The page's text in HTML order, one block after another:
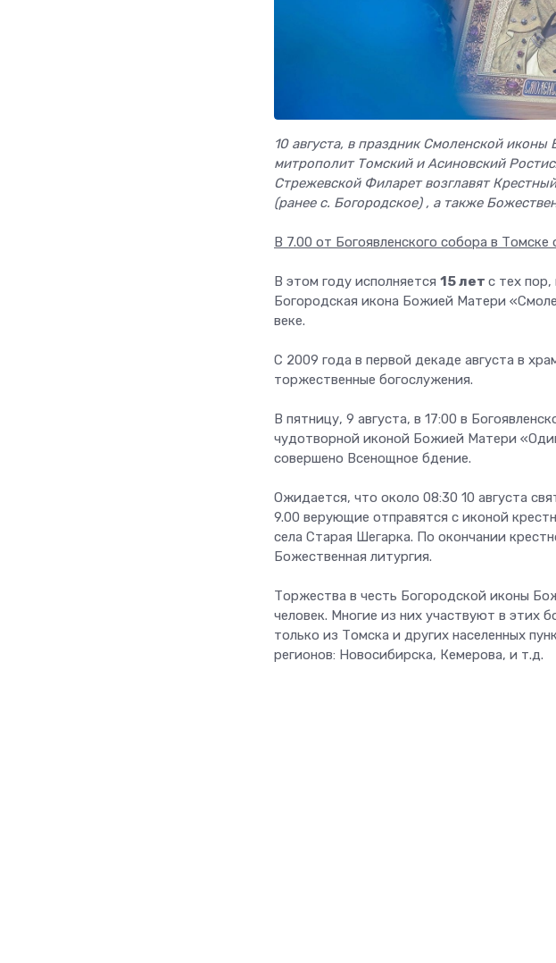
10 августа, в праздник Смоленской
митрополит Томский и Асиновский
Стрежевской Филарет возглавят
(ранее с. Богородское) , а также
В 7.00 от Богоявленского собора в
В этом году исполняется 15 лет с тех
Богородская икона Божией Матери
веке.
С 2009 года в первой декаде августа в
торжественные богослужения.
В пятницу, 9 августа, в 17:00 в
чудотворной иконой Божией Матери
совершено Всенощное бдение.
Ожидается, что около 08:30 10 августа
9.00 верующие отправятся с иконой
села Старая Шегарка. По окончании
Божественная литургия.
Торжества в честь Богородской иконы
человек. Многие из них участвуют в этих
только из Томска и других населенных
регионов: Новосибирска, Кемерова, и т.д.